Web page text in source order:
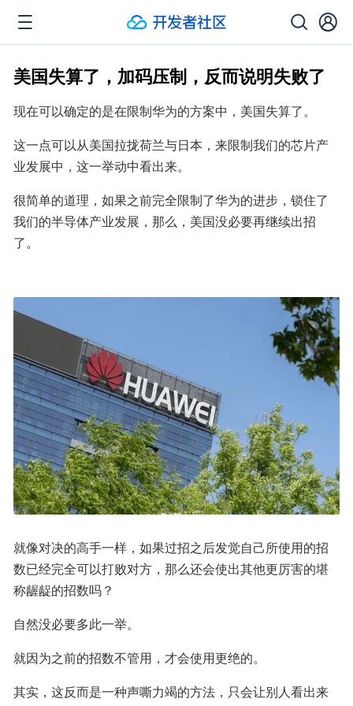
美国失算了，加码压制，反而说明失败了
现在可以确定的是在限制华为的方案中，美国失算了。
这一点可以从美国拉拢荷兰与日本，来限制我们的芯片产
业发展中，这一举动中看出来。
很简单的道理，如果之前完全限制了华为的进步，锁住了
我们的半导体产业发展，那么，美国没必要再继续出招
了。
就像对决的高手一样，如果过招之后发觉自己所使用的招
数已经完全可以打败对方，那么还会使出其他更厉害的堪
称龌龊的招数吗？
自然没必要多此一举。
就因为之前的招数不管用，才会使用更绝的。
其实，这反而是一种声嘶力竭的方法，只会让别人看出来